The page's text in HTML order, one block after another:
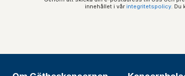
innehållet i vår integritetspolicy. Du